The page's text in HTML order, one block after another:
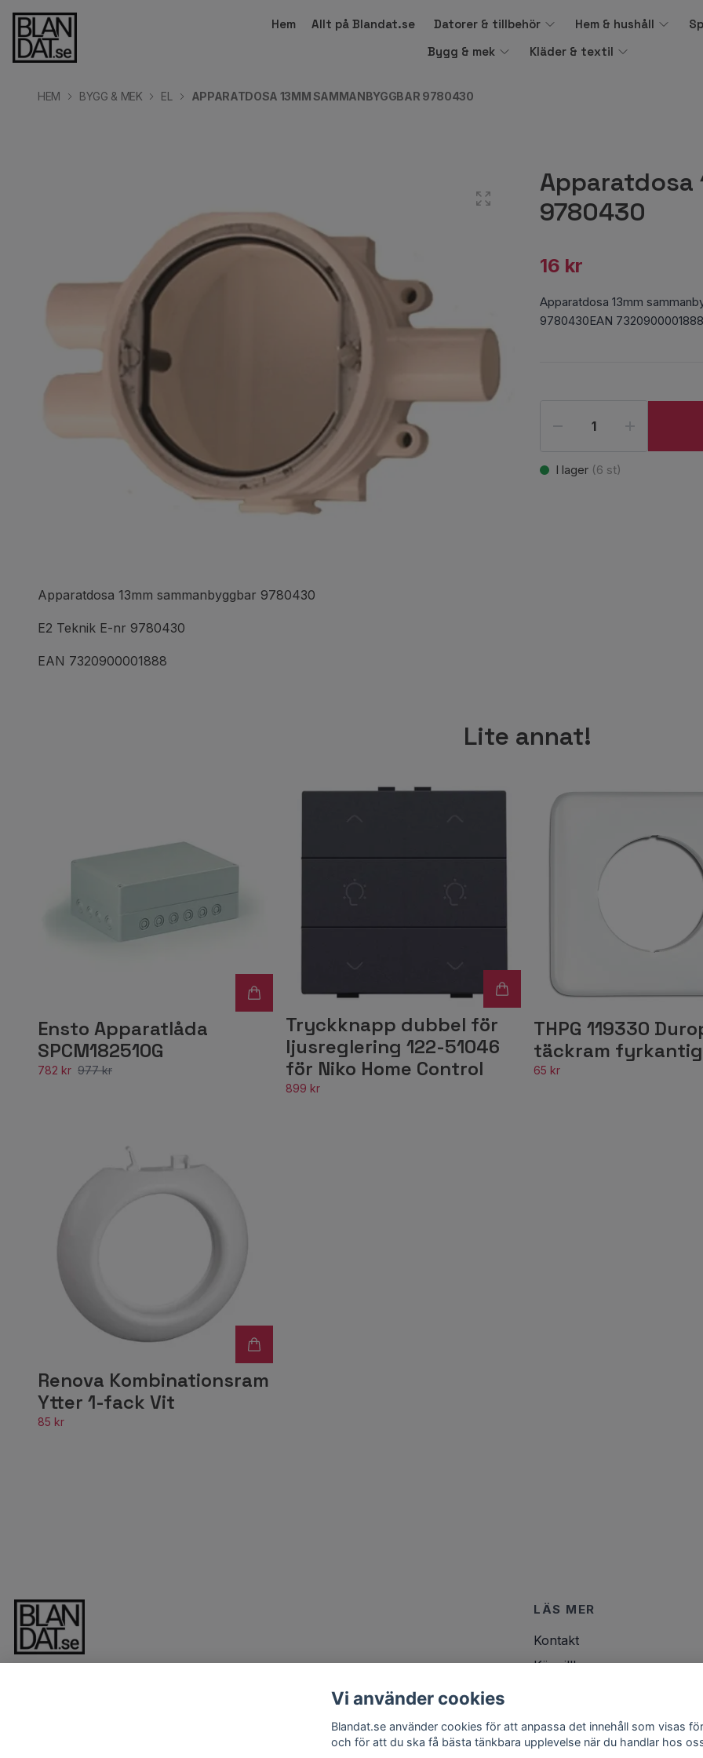
Hem Allt på Blandat.se Datorer & tillbehör Hem & hushåll
Bygg & mek
Kläder & textil
HEM BYGG & MEK EL APPARATDOSA 13MM SAMMANBYGGBAR 9780430
Apparatdosa
9780430
16 kr
Apparatdosa 13mm
9780430EAN 7320900001888
I lager (6 st)
Apparatdosa 13mm sammanbyggbar 9780430
E2 Teknik E-nr 9780430
EAN 7320900001888
Lite annat!
Ensto Apparatlåda
SPCM182510G
782 kr 977 kr
Tryckknapp dubbel för
ljusreglering 122-51046
för Niko Home Control
899 kr
THPG 119330
täckram fyrkantig
65 kr
Renova Kombinationsram
Ytter 1-fack Vit
85 kr
LÄS MER
Kontakt
Köpvillkor
Vi använder cookies
Blandat.se använder cookies för att anpassa det innehåll som visas
och för att du ska få bästa tänkbara upplevelse när du handlar hos